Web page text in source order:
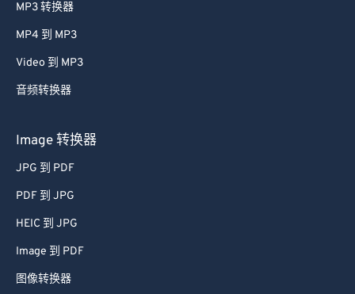
MP3 转换器
MP4 到 MP3
Video 到 MP3
音频转换器
Image 转换器
JPG 到 PDF
PDF 到 JPG
HEIC 到 JPG
Image 到 PDF
图像转换器